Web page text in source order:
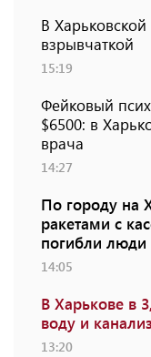
В
взрывчаткой
15:19
Фейковый
$6500: в
врача
14:27
По городу на
ракетами с
погибли люди
14:05
В Харькове в
воду и
13:20